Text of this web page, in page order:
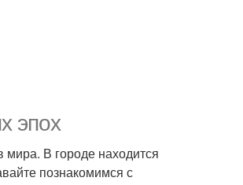
эпох
мира. В городе находится
познакомимся с